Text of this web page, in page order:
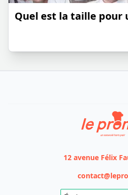
Quel est la taille pour
12 avenue Félix